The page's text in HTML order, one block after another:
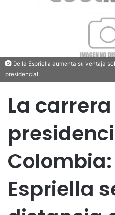
De la Espriella aumenta su ventaja
presidencial
La carrera
Colombia:
Espriella